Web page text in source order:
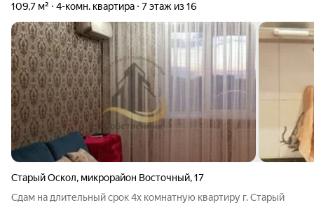
109,7 м² 4-комн. квартира 7 этаж из 16
Старый Оскол, микрорайон Восточный,17
Сдам на длительный срок 4х комнатную квартиру г. Старый